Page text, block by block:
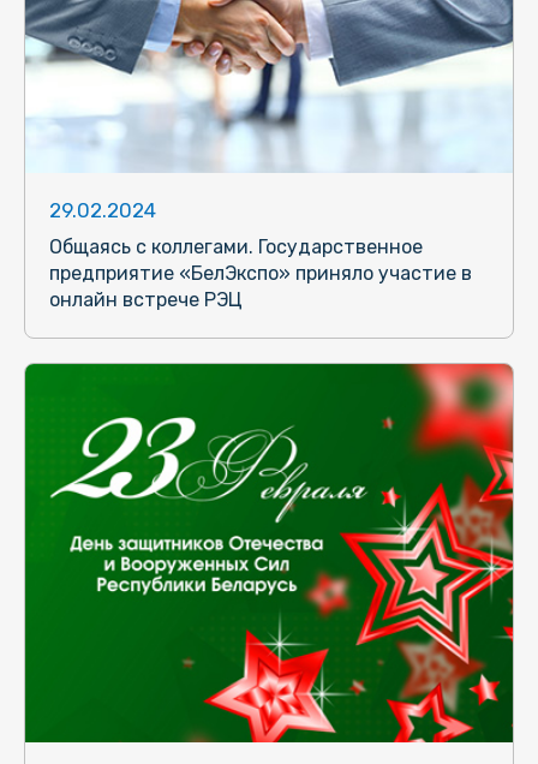
29.02.2024
Общаясь с коллегами. Государственное
предприятие «БелЭкспо» приняло участие в
онлайн встрече РЭЦ